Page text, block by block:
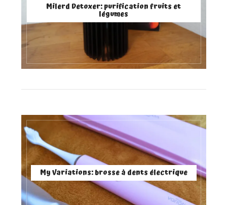
Milerd Detoxer: purification fruits et
légumes
My Variations: brosse à dents électrique